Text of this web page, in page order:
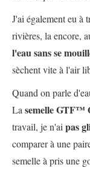
J'ai également eu à
rivières, la encore,
l'eau sans se
sèchent vite à l'air
Quand on parle
Lasemelle GTF™
travail, je n'aipas
comparer à une
semelle à pris une